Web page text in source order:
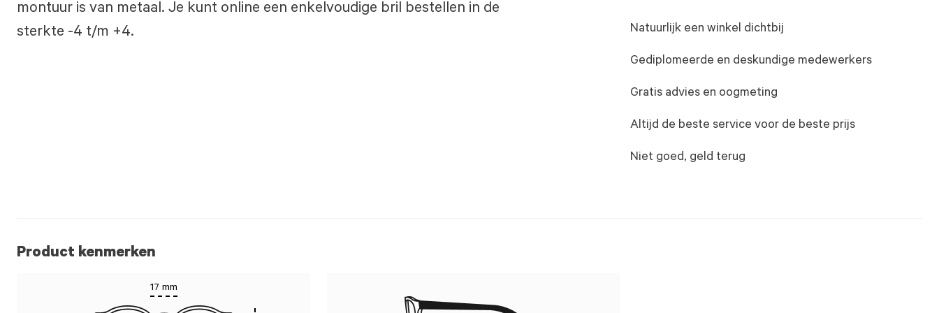
montuur is van metaal. Je kunt online een enkelvoudige bril bestellen in de
sterkte -4 t/m +4.
Natuurlijk een winkel dichtbij
Gediplomeerde en deskundige medewerkers
Gratis advies en oogmeting
Altijd de beste service voor de beste prijs
Niet goed, geld terug
Product kenmerken
17 mm